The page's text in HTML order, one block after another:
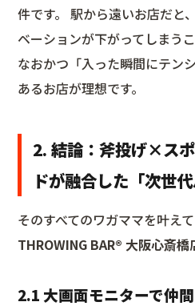
件です。 駅から遠いお店だと
ベーションが下がってしまう
なおかつ「入った瞬間にテン
あるお店が理想です。
2. 結論：斧投げ×ス
ドが融合した「次世
そのすべてのワガママを叶えて
THROWING BAR®︎ 大阪心斎橋
2.1 大画面モニターで仲